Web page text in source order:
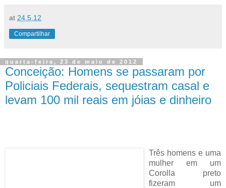
at 24.5.12
Compartilhar
quarta-feira, 23 de maio de 2012
Conceição: Homens se passaram por
Policiais Federais, sequestram casal e
levam 100 mil reais em jóias e dinheiro
Três homens e uma
mulher em um
Corolla preto
fizeram um